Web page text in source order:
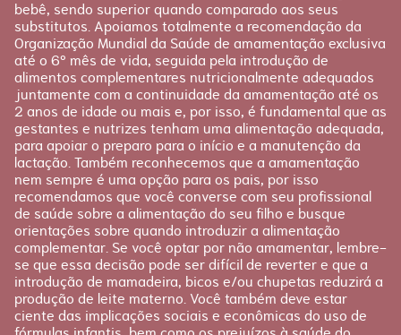
Planejamento
Pós-parto
bebê, sendo superior quando comparado aos seus
substitutos. Apoiamos totalmente a recomendação da
Organização Mundial da Saúde de amamentação exclusiva
até o 6º mês de vida, seguida pela introdução de
alimentos complementares nutricionalmente adequados
juntamente com a continuidade da amamentação até os
2 anos de idade ou mais e, por isso, é fundamental que as
gestantes e nutrizes tenham uma alimentação adequada,
para apoiar o preparo para o início e a manutenção da
lactação. Também reconhecemos que a amamentação
nem sempre é uma opção para os pais, por isso
recomendamos que você converse com seu profissional
de saúde sobre a alimentação do seu filho e busque
orientações sobre quando introduzir a alimentação
complementar. Se você optar por não amamentar, lembre-
se que essa decisão pode ser difícil de reverter e que a
introdução de mamadeira, bicos e/ou chupetas reduzirá a
produção de leite materno. Você também deve estar
ciente das implicações sociais e econômicas do uso de